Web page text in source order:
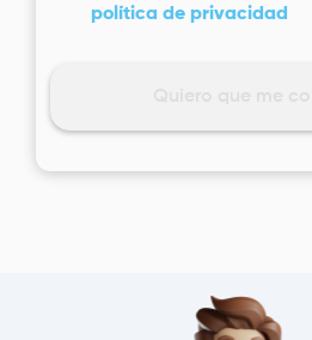
política de privacidad